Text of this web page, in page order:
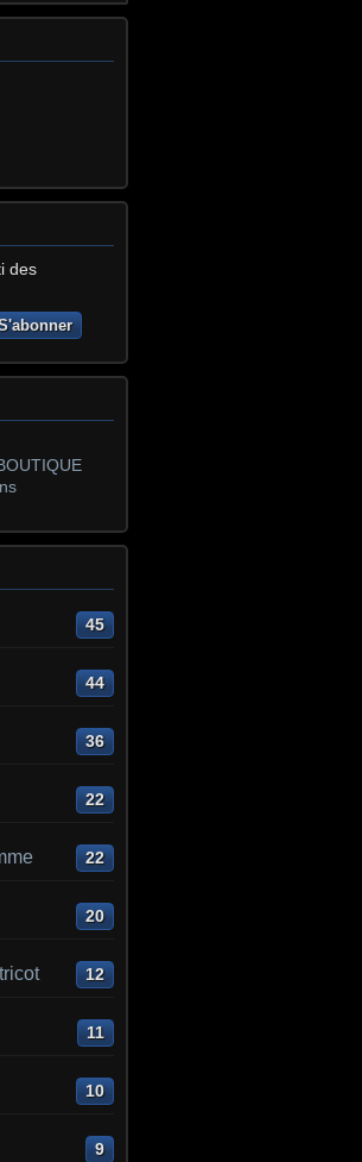
des
45
44
36
22
22
20
12
11
10
9